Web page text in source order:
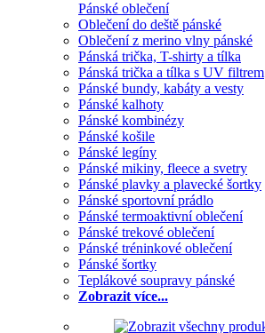
Pánské oblečení
Oblečení do deště pánské
Oblečení z merino vlny pánské
Pánská trička, T-shirty a tílka
Pánská trička a tílka s UV filtrem
Pánské bundy, kabáty a vesty
Pánské kalhoty
Pánské kombinézy
Pánské košile
Pánské legíny
Pánské mikiny, fleece a svetry
Pánské plavky a plavecké šortky
Pánské sportovní prádlo
Pánské termoaktivní oblečení
Pánské trekové oblečení
Pánské tréninkové oblečení
Pánské šortky
Teplákové soupravy pánské
Zobrazit více...